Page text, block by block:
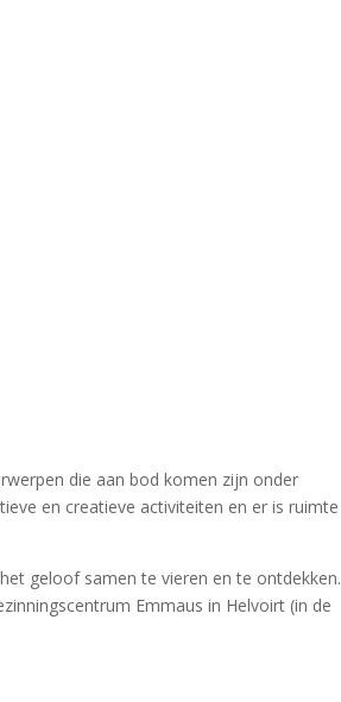
die aan bod komen zijn onder
en creatieve activiteiten en er is ruimte
geloof samen te vieren en te ontdekken.
Emmaus in Helvoirt (in de